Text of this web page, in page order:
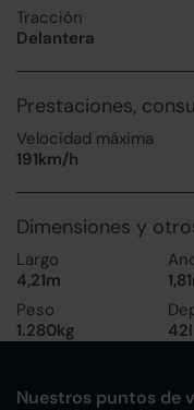
Tracción
Delantera
Prestaciones,
Velocidad máxima
191km/h
Dimensiones y
Largo
4,21m
Peso
1.280kg
42l
Nuestros puntos de